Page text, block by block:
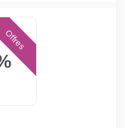
Offres